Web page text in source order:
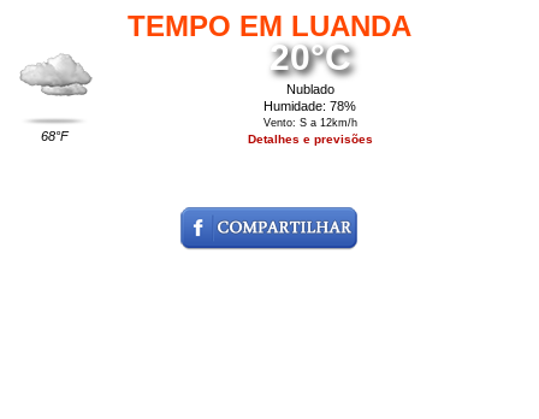
TEMPO EM LUANDA
68°F
20°C
Nublado
Humidade: 78%
Vento: S a 12km/h
Detalhes e previsões